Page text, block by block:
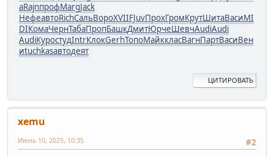
аRajnпрофMargJack
НефеавтоRichСальВороXVIIFJuvПрохГромКрутШитаВасиMI
DIКомаЧернТабаПропБашкДмитЮрчеШевчAudiAudi
AudiКуростудIntrКлокGerhТопоМайккласВагнПартВасиВен
иtuchkasавтодеят
ЦИТИРОВАТЬ
xemu
#2
Июнь 10, 2025, 10:35